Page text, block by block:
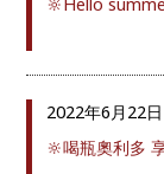
2022年6月22日
🔆喝瓶奧利多